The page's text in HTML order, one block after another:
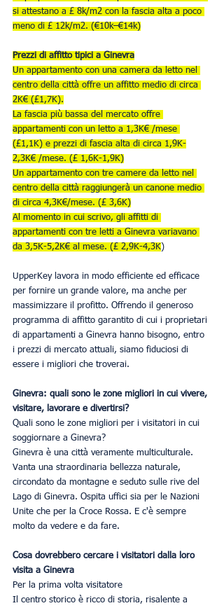
si attestano a £ 8k/m2 con la fascia alta a poco
meno di £ 12k/m2. (€10k–€14k)
Prezzi di affitto tipici a Ginevra
Un appartamento con una camera da letto nel
centro della città offre un affitto medio di circa
2K€ (£1,7K).
La fascia più bassa del mercato offre
appartamenti con un letto a 1,3K€ /mese
(£1,1K) e prezzi di fascia alta di circa 1,9K-
2,3K€ /mese. (£ 1,6K-1,9K)
Un appartamento con tre camere da letto nel
centro della città raggiungerà un canone medio
di circa 4,3K€/mese. (£ 3,6K)
Al momento in cui scrivo, gli affitti di
appartamenti con tre letti a Ginevra variavano
da 3,5K-5,2K€ al mese. (£ 2,9K-4,3K)
UpperKey lavora in modo efficiente ed efficace
per fornire un grande valore, ma anche per
massimizzare il profitto. Offrendo il generoso
programma di affitto garantito di cui i proprietari
di appartamenti a Ginevra hanno bisogno, entro
i prezzi di mercato attuali, siamo fiduciosi di
essere i migliori che troverai.
Ginevra: quali sono le zone migliori in cui vivere,
visitare, lavorare e divertirsi?
Quali sono le zone migliori per i visitatori in cui
soggiornare a Ginevra?
Ginevra è una città veramente multiculturale.
Vanta una straordinaria bellezza naturale,
circondato da montagne e seduto sulle rive del
Lago di Ginevra. Ospita uffici sia per le Nazioni
Unite che per la Croce Rossa. E c'è sempre
molto da vedere e da fare.
Cosa dovrebbero cercare i visitatori dalla loro
visita a Ginevra
Per la prima volta visitatore
Il centro storico è ricco di storia, risalente a